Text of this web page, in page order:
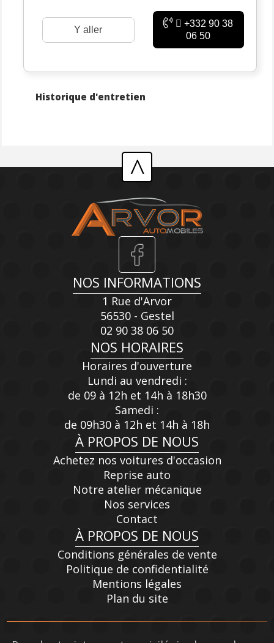
Y aller
+332 90 38
06 50
Historique d'entretien
^
NOS INFORMATIONS
1 Rue d'Arvor
56530 - Gestel
02 90 38 06 50
NOS HORAIRES
Horaires d'ouverture
Lundi au vendredi :
de 09 à 12h et 14h à 18h30
Samedi :
de 09h30 à 12h et 14h à 18h
À PROPOS DE NOUS
Achetez nos voitures d'occasion
Reprise auto
Notre atelier mécanique
Nos services
Contact
À PROPOS DE NOUS
Conditions générales de vente
Politique de confidentialité
Mentions légales
Plan du site